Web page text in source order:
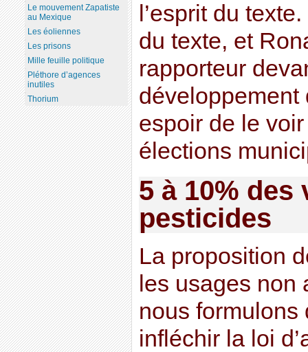
l’esprit du
du texte, et
rapporteur
développement
espoir de le
élections
5 à 10% des
pesticides
La proposition
les usages non
nous formulons
infléchir la loi
Le mouvement Zapatiste
au Mexique
Les éoliennes
Les prisons
Mille feuille politique
Pléthore d’agences
inutiles
Thorium